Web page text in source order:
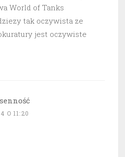
World of Tanks
tak oczywista ze
jest oczywiste
O 11:20